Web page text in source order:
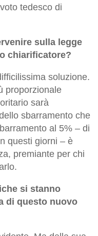
tedesco di
sulla legge
chiarificatore?
soluzione.
proporzionale
sarà
sbarramento che
al 5% – di
questi giorni – è
premiante per chi
si stanno
di questo nuovo